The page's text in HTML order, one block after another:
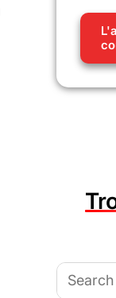
Search
for: